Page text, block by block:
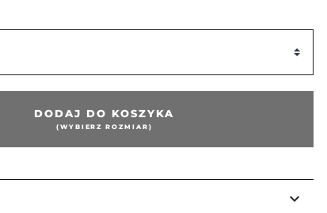
DODAJ DO KOSZYKA
(WYBIERZ ROZMIAR)
keyboard_arrow_down